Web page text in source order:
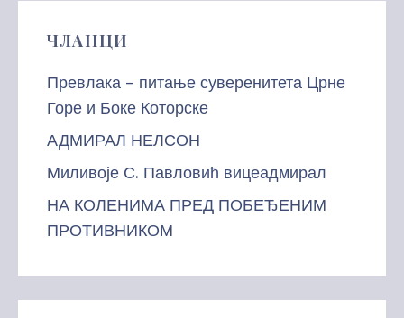
ЧЛАНЦИ
Превлака – питање суверенитета Црне
Горе и Боке Которске
АДМИРАЛ НЕЛСОН
Миливоје С. Павловић вицеадмирал
НА КОЛЕНИМА ПРЕД ПОБЕЂЕНИМ
ПРОТИВНИКОМ